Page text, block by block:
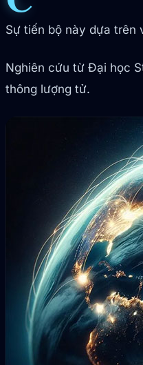
Sự tiến bộ này dựa trên
Nghiên cứu từ Đại học
thông lượng tử.